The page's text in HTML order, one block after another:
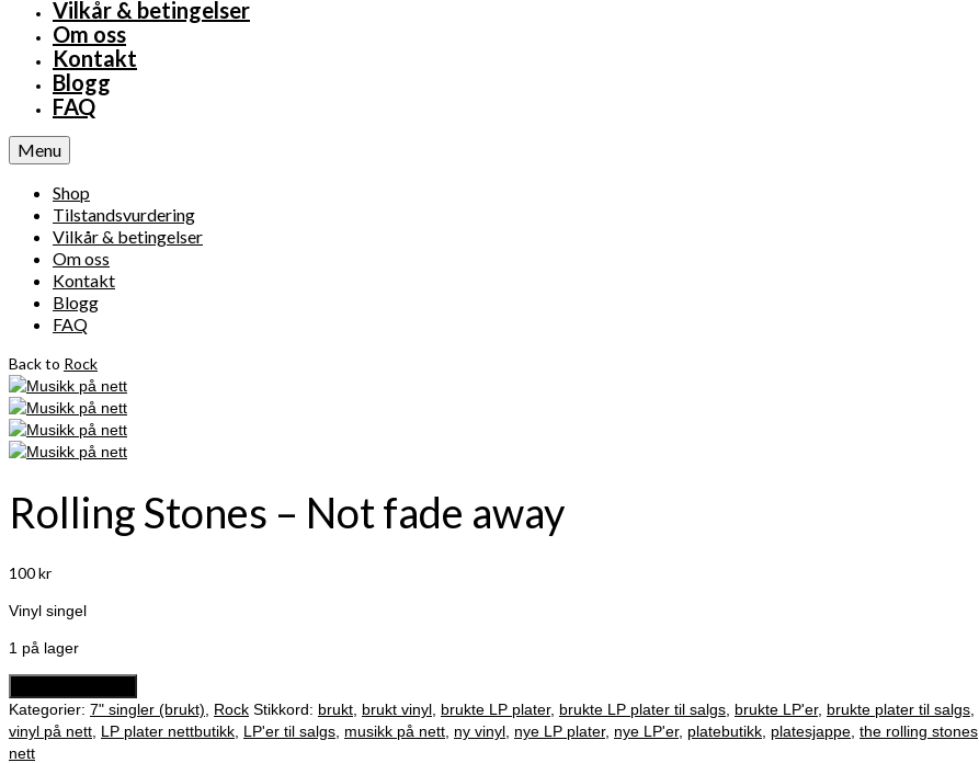
Vilkår & betingelser
Om oss
Kontakt
Blogg
FAQ
Menu
Shop
Tilstandsvurdering
Vilkår & betingelser
Om oss
Kontakt
Blogg
FAQ
Back to Rock
Rolling Stones – Not fade away
100kr
Vinyl singel
1 på lager
Stones
-
Not
Kategorier: 7" singler (brukt) Rock Stikkord: brukt brukt vinyl brukte LP plater, brukte LP plater til salgs brukte LP'er, brukte plater til salgs
vinyl på nett LP plater nettbutikk LP'er til salgs musikk på nett ny vinyl nye LP plater, nye LP'er, platebutikk platesjappe the rolling stones
nett